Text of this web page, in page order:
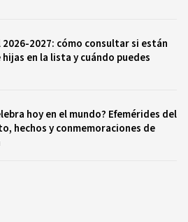
2026-2027: cómo consultar si están
en la lista y cuándo puedes
hoy en el mundo? Efemérides del
hechos y conmemoraciones de